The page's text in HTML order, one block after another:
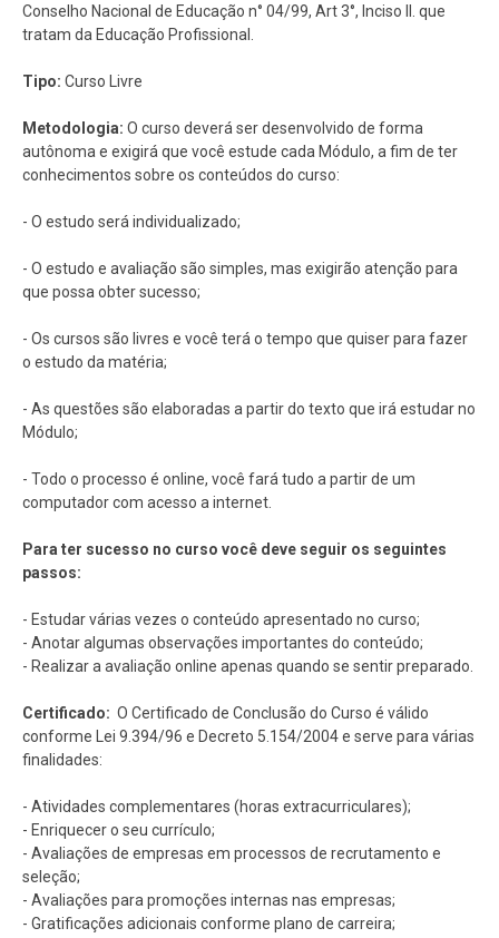
Conselho Nacional de Educação n° 04/99, Art 3°, Inciso II. que
tratam da Educação Profissional.
Tipo: Curso Livre
Metodologia: O curso deverá ser desenvolvido de forma
autônoma e exigirá que você estude cada Módulo, a fim de ter
conhecimentos sobre os conteúdos do curso:
- O estudo será individualizado;
- O estudo e avaliação são simples, mas exigirão atenção para
que possa obter sucesso;
- Os cursos são livres e você terá o tempo que quiser para fazer
o estudo da matéria;
- As questões são elaboradas a partir do texto que irá estudar no
Módulo;
- Todo o processo é online, você fará tudo a partir de um
computador com acesso a internet.
Para ter sucesso no curso você deve seguir os seguintes
passos:
- Estudar várias vezes o conteúdo apresentado no curso;
- Anotar algumas observações importantes do conteúdo;
- Realizar a avaliação online apenas quando se sentir preparado.
Certificado: O Certificado de Conclusão do Curso é válido
conforme Lei 9.394/96 e Decreto 5.154/2004 e serve para várias
finalidades:
- Atividades complementares (horas extracurriculares);
- Enriquecer o seu currículo;
- Avaliações de empresas em processos de recrutamento e
seleção;
- Avaliações para promoções internas nas empresas;
- Gratificações adicionais conforme plano de carreira;